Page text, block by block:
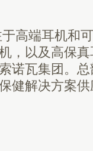
高端耳机和
，以及高保
诺瓦集团。
健解决方案